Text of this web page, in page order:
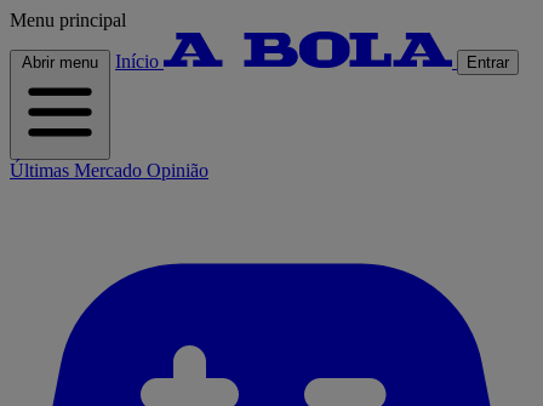
Menu principal
Abrir menu Início Entrar
Últimas Mercado Opinião